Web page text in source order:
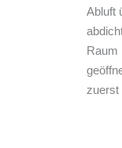
Abluft
Raum
zuerst